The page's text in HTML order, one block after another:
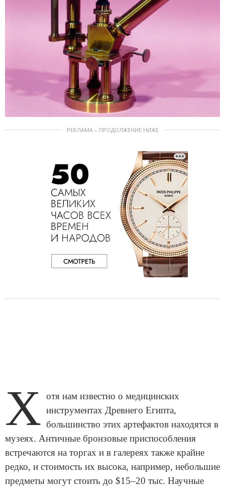
РЕКЛАМА – ПРОДОЛЖЕНИЕ НИЖЕ
Х отя нам известно о медицинских
инструментах Древнего Египта,
большинство этих артефактов находятся в
музеях. Античные бронзовые приспособления
встречаются на торгах и в галереях также крайне
редко, и стоимость их высока, например, небольшие
предметы могут стоить до $15–20 тыс. Научные